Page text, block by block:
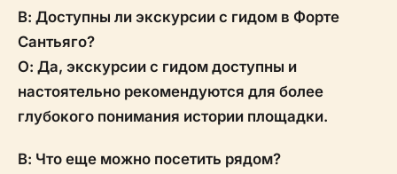
В: Доступны ли экскурсии с гидом в Форте
Сантьяго?
О: Да, экскурсии с гидом доступны и
настоятельно рекомендуются для более
глубокого понимания истории площадки.
В: Что еще можно посетить рядом?